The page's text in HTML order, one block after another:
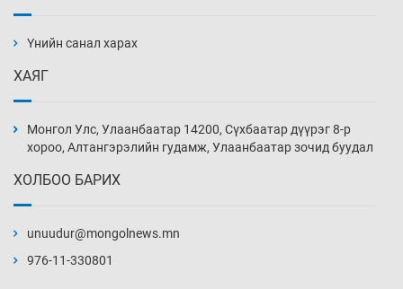
нэмэгджээ
Өчигдөр 13 цаг 30 мин
Өчигдөр 13 цаг 00 мин
Үнийн санал харах
ХАЯГ
Монгол Улс, Улаанбаатар 14200, Сүхбаатар дүүрэг 8-р
хороо, Алтангэрэлийн гудамж, Улаанбаатар зочид буудал
ХОЛБОО БАРИХ
unuudur@mongolnews.mn
976-11-330801